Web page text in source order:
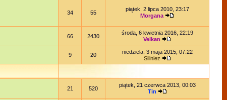
34 55
piątek, 2 lipca 2010, 23:17
Morgana
66 2430
środa, 6 kwietnia 2016, 22:19
Velkan
9 20
niedziela, 3 maja 2015, 07:22
Siliniez
21 520
piątek, 21 czerwca 2013, 00:03
Tin